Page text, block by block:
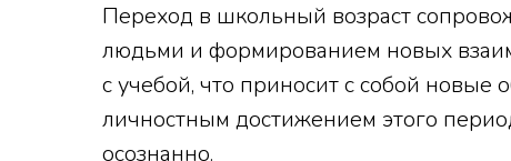
Переход в школьный возраст
людьми и формированием новых
с учебой, что приносит с собой
личностным достижением этого
осознанно.